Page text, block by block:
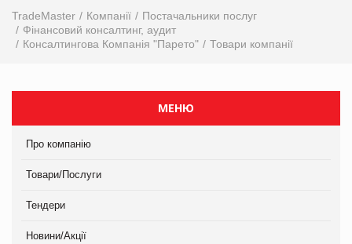
TradeMaster Компанії
Постачальники послуг
Фінансовий консалтинг, аудит
Консалтингова Компанія "Парето"
Товари компанії
МЕНЮ
Про компанію
Товари/Послуги
Тендери
Новини/Акції